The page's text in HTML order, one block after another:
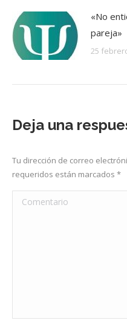
«No
pareja»
25
Deja una
Tu dirección de correo
requeridos están marcados *
Comentario